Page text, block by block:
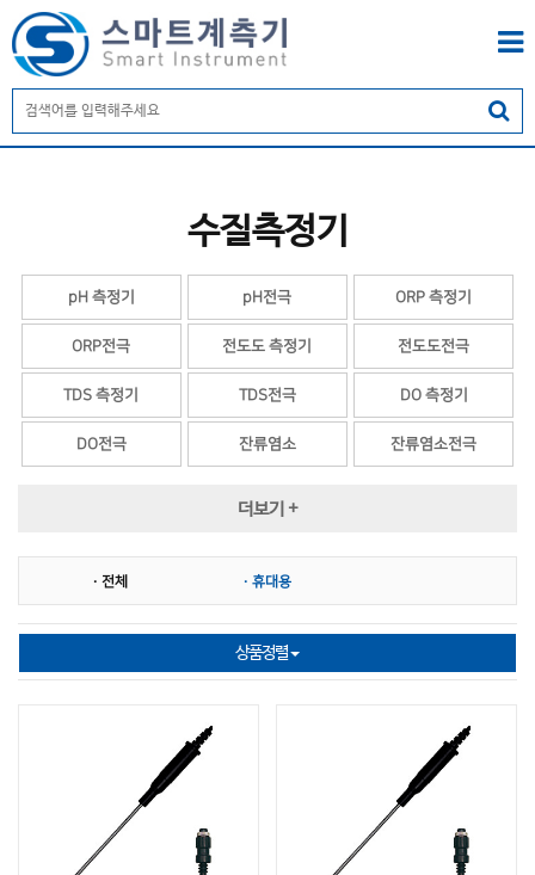
수질측정기
pH 측정기 pH전극 ORP 측정기
ORP전극 전도도 측정기 전도도전극
TDS 측정기 TDS전극 DO 측정기
DO전극 잔류염소 잔류염소전극
다항목 측정기 다항목전극
이온 ISE
온도전극
BOD
더보기 +
· 전체 · 휴대용
상품정렬